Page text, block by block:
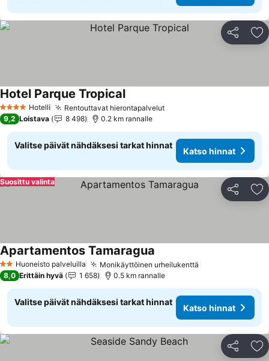
Jaa
4 Tähtiluokitus
Hotelli Rentouttavat hierontapalvelut
Hotel Parque Tropical
9,2 Loistava 8 498 0.2 km rannalle
Valitse päivät nähdäksesi tarkat hinnat
Katso hinnat
Jaa
Suosittu valinta
2 Tähtiluokitus
Huoneisto palveluilla Monikäyttöinen urheilukenttä
Apartamentos Tamaragua
8,0 Erittäin hyvä 1 658 0.5 km rannalle
Valitse päivät nähdäksesi tarkat hinnat
Katso hinnat
Jaa